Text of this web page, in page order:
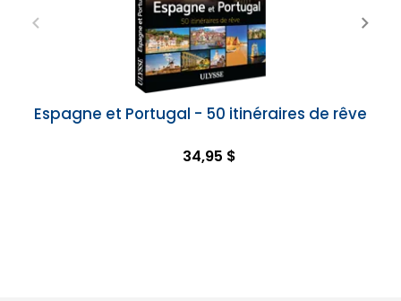
Espagne et Portugal - 50 itinéraires de rêve
34,95 $